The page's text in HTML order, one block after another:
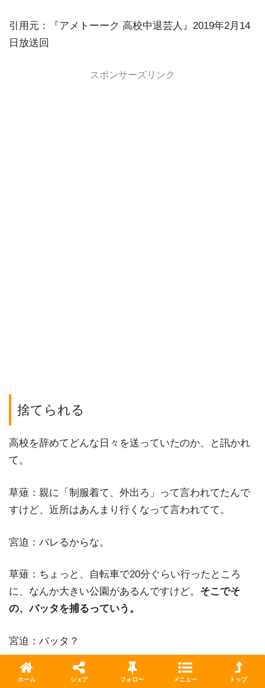
引用元：『アメトーーク 高校中退芸人』2019年2月14
日放送回
スポンサーズリンク
捨てられる
高校を辞めてどんな日々を送っていたのか、と訊かれ
て。
草薙：親に「制服着て、外出ろ」って言われてたんで
すけど、近所はあんまり行くなって言われてて。
宮迫：バレるからな。
草薙：ちょっと、自転車で20分ぐらい行ったところ
に、なんか大きい公園があるんですけど。 そこでそ
の、バッタを捕るっていう。
宮迫：バッタ？
大悟：誰かに言われて？
ホーム シェア フォロー メニュー トップ